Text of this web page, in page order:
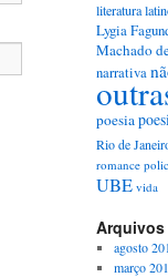
literatura
Lygia
Machado
narrativa
poesia
Rio de
romance
UBE vida
Arquivos
agosto
março